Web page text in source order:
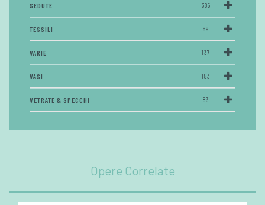
SEDUTE 385
TESSILI 69
VARIE 137
VASI 153
VETRATE & SPECCHI 83
Opere Correlate